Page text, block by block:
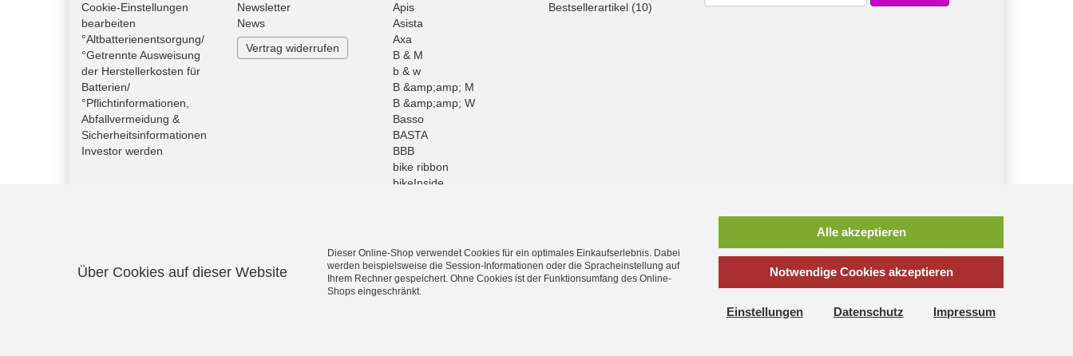
Cookie-Einstellungen
bearbeiten
°Altbatterienentsorgung/
°Getrennte Ausweisung
der Herstellerkosten für
Batterien/
°Pflichtinformationen,
Abfallvermeidung &
Sicherheitsinformationen
Investor werden
Newsletter
News
Vertrag widerrufen
Apis
Asista
Axa
B & M
b & w
B &amp;amp; M
B &amp;amp; W
Basso
BASTA
BBB
bike ribbon
bikeInside
Mehr
Bestsellerartikel (10)
Über Cookies auf dieser Website
Dieser Online-Shop verwendet Cookies für ein optimales Einkaufserlebnis. Dabei
werden beispielsweise die Session-Informationen oder die Spracheinstellung auf
Ihrem Rechner gespeichert. Ohne Cookies ist der Funktionsumfang des Online-
Shops eingeschränkt.
Alle akzeptieren
Notwendige Cookies akzeptieren
Einstellungen Datenschutz Impressum